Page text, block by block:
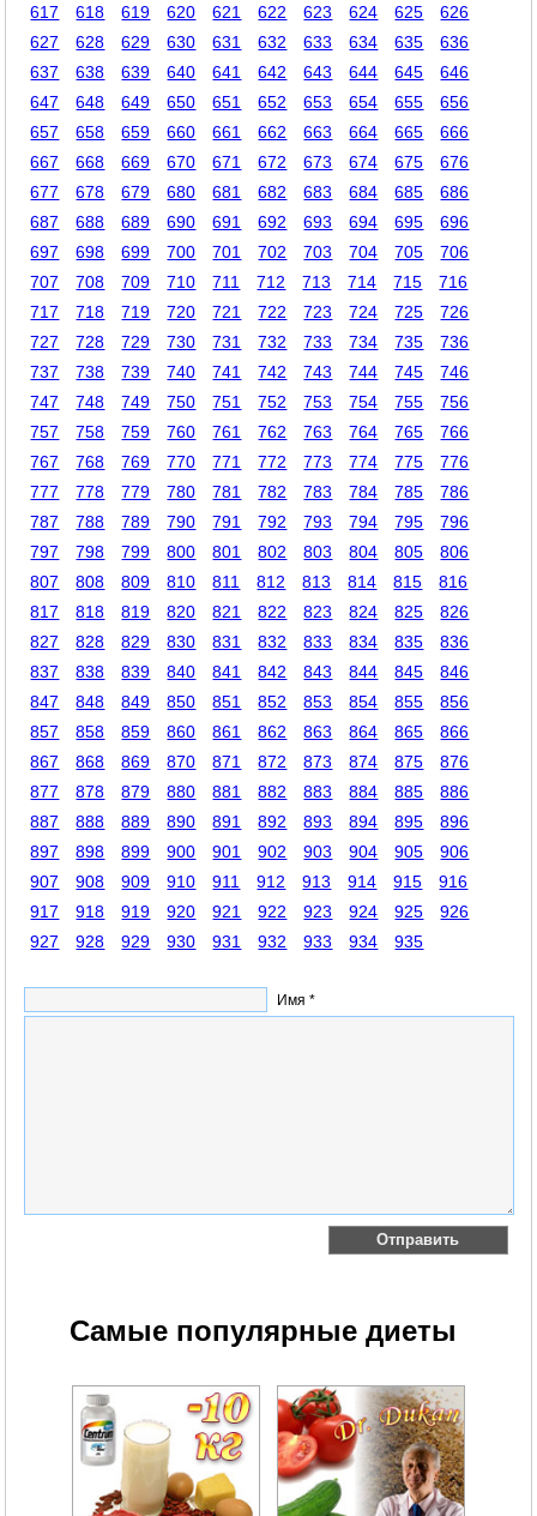
617
618 619 620 621 622 623 624 625
626
627
628 629 630 631 632 633 634 635
636
637
638 639 640 641 642 643 644 645
646
647
648 649 650 651 652 653 654 655
656
657
658 659 660 661 662 663 664 665
666
667
668 669 670 671 672 673 674 675
676
677
678 679 680 681 682 683 684 685
686
687
688 689 690 691 692 693 694 695
696
697
698 699 700 701 702 703 704 705
706
707
708 709 710 711 712 713 714 715
716
717
718 719 720 721 722 723 724 725
726
727
728 729 730 731 732 733 734 735
736
737
738 739 740 741 742 743 744 745
746
747
748 749 750 751 752 753 754 755
756
757
758 759 760 761 762 763 764 765
766
767
768 769 770 771 772 773 774 775
776
777
778 779 780 781 782 783 784 785
786
787
788 789 790 791 792 793 794 795
796
797
798 799 800 801 802 803 804 805
806
807
808 809 810 811 812 813 814 815
816
817
818 819 820 821 822 823 824 825
826
827
828 829 830 831 832 833 834 835
836
837
838 839 840 841 842 843 844 845
846
847
848 849 850 851 852 853 854 855
856
857
858 859 860 861 862 863 864 865
866
867
868 869 870 871 872 873 874 875
876
877
878 879 880 881 882 883 884 885
886
887
888 889 890 891 892 893 894 895
896
897
898 899 900 901 902 903 904 905
906
907
908 909 910 911 912 913 914 915
916
917
918 919 920 921 922 923 924 925
926
927
928 929 930 931 932 933 934 935
Имя *
Самые популярные диеты